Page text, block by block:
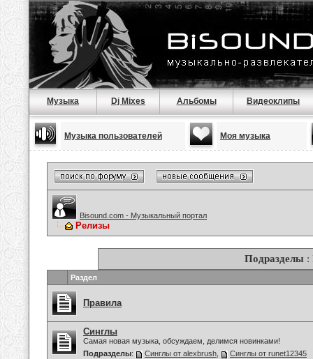
Музыка Dj Mixes Альбомы Видеоклипы
Музыка пользователей Моя музыка
Bisound.com - Музыкальный портал
Релизы
Подразделы :
Раздел
Правила
Синглы
Самая новая музыка, обсуждаем, делимся новинками!
Подразделы: Синглы от alexbrush Синглы от runet12345